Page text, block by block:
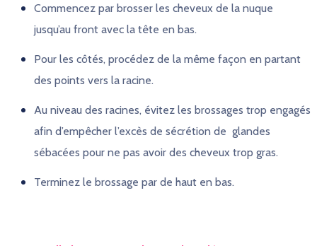
Commencez par brosser les cheveux de la nuque
jusqu’au front avec la tête en bas.
Pour les côtés, procédez de la même façon en partant
des points vers la racine.
Au niveau des racines, évitez les brossages trop engagés
afin d’empêcher l’excès de sécrétion de glandes
sébacées pour ne pas avoir des cheveux trop gras.
Terminez le brossage par de haut en bas.